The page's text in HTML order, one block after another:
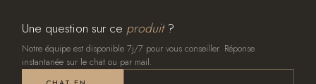
Une question sur ce produit?
Notre équipe est disponible 7j/7 pour vous conseiller. Réponse
instantanée sur le chat ou par mail.